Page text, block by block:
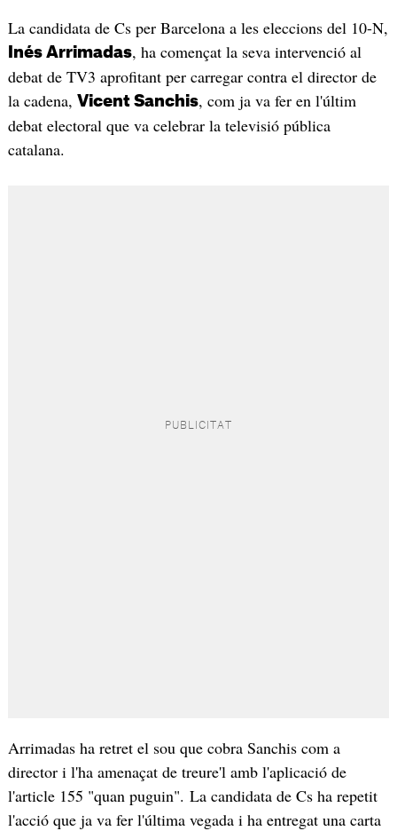
La candidata de Cs per Barcelona a les eleccions del 10-N,
Inés Arrimadas, ha començat la seva intervenció al
debat de TV3 aprofitant per carregar contra el director de
la cadena, Vicent Sanchis, com ja va fer en l'últim
debat electoral que va celebrar la televisió pública
catalana.
Arrimadas ha retret el sou que cobra Sanchis com a
director i l'ha amenaçat de treure'l amb l'aplicació de
l'article 155 "quan puguin". La candidata de Cs ha repetit
l'acció que ja va fer l'última vegada i ha entregat una carta